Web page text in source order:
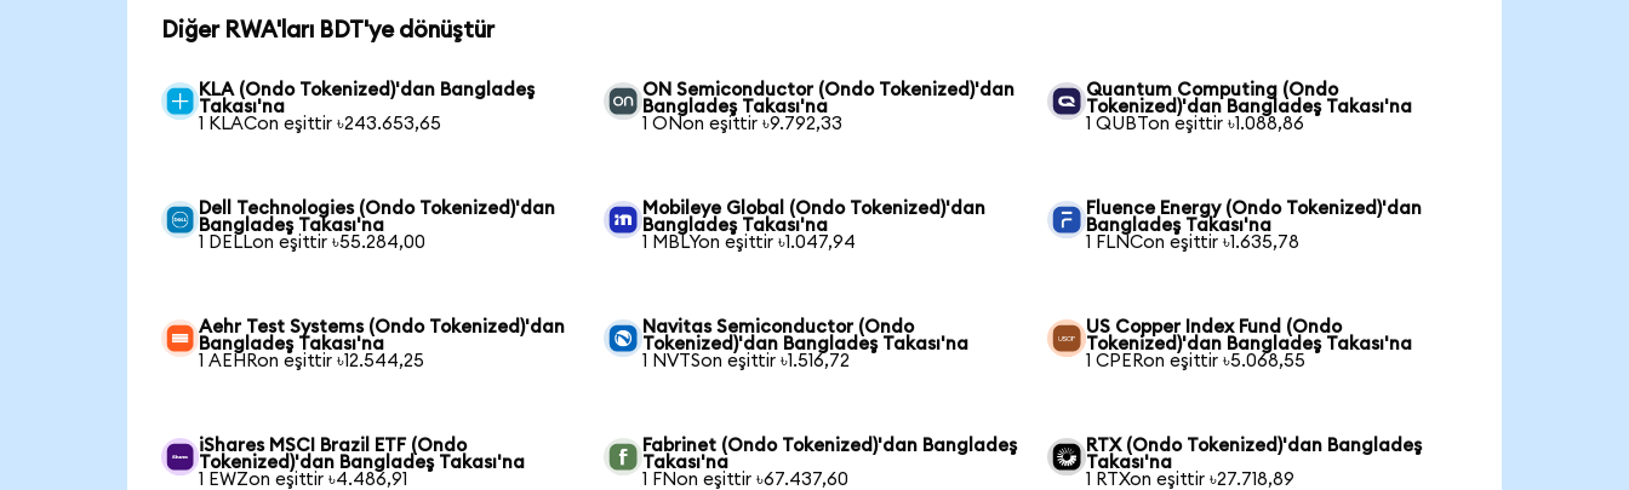
Diğer RWA'ları BDT'ye dönüştür
KLA (Ondo Tokenized)'dan Bangladeş
Takası'na
1 KLACon eşittir ৳243.653,65
ON Semiconductor (Ondo Tokenized)'dan
Bangladeş Takası'na
1 ONon eşittir ৳9.792,33
Quantum Computing (Ondo
Tokenized)'dan Bangladeş Takası'na
1 QUBTon eşittir ৳1.088,86
Dell Technologies (Ondo Tokenized)'dan
Bangladeş Takası'na
1 DELLon eşittir ৳55.284,00
Mobileye Global (Ondo Tokenized)'dan
Bangladeş Takası'na
1 MBLYon eşittir ৳1.047,94
Fluence Energy (Ondo Tokenized)'dan
Bangladeş Takası'na
1 FLNCon eşittir ৳1.635,78
Aehr Test Systems (Ondo Tokenized)'dan
Bangladeş Takası'na
1 AEHRon eşittir ৳12.544,25
Navitas Semiconductor (Ondo
Tokenized)'dan Bangladeş Takası'na
1 NVTSon eşittir ৳1.516,72
US Copper Index Fund (Ondo
Tokenized)'dan Bangladeş Takası'na
1 CPERon eşittir ৳5.068,55
iShares MSCI Brazil ETF (Ondo
Tokenized)'dan Bangladeş Takası'na
1 EWZon eşittir ৳4.486,91
Fabrinet (Ondo Tokenized)'dan Bangladeş
Takası'na
1 FNon eşittir ৳67.437,60
RTX (Ondo Tokenized)'dan Bangladeş
Takası'na
1 RTXon eşittir ৳27.718,89